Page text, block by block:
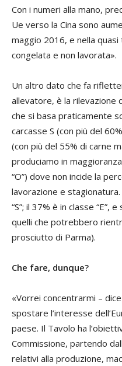
Con i numeri alla mano,
Ue verso la Cina sono
maggio 2016, e nella
congelata e non lavorata».
Un altro dato che fa
allevatore, è la rilevazione
che si basa praticamente
carcasse S (con più del
(con più del 55% di carne
produciamo in maggioranza
“O”) dove non incide la
lavorazione e
“S”; il 37% è in classe “E”,
quelli che potrebbero
prosciutto di Parma).
Che fare, dunque?
«Vorrei concentrarmi –
spostare l’interesse
paese. Il Tavolo ha
Commissione, partendo
relativi alla produzione,